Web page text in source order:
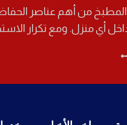
من أهم عناصر
أي منزل. ومع تكرار